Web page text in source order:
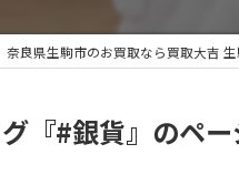
奈良県生駒市のお買取なら買取大吉
『#銀貨』のペ